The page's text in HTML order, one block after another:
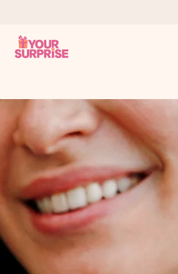
zum richtigen Zeitpunkt überreichen
aller Länder, in die wir
Nachricht von Herzen. Kein